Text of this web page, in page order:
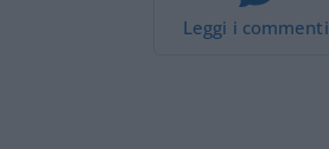
Leggi i commenti